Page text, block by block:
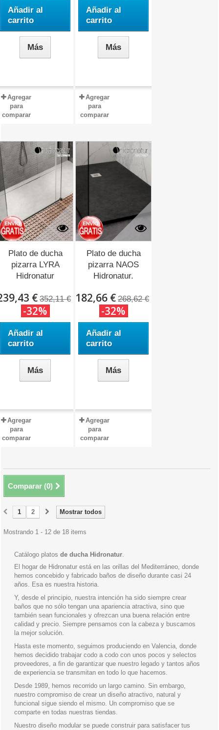
Añadir al
carrito
Más
Agregar
para
comparar
Añadir al
carrito
Más
Agregar
para
comparar
Plato de ducha
pizarra LYRA
Hidronatur
€ 352,11 €
-32%
Añadir al
carrito
Más
Agregar
para
comparar
Plato de ducha
pizarra NAOS
Hidronatur.
182,66 € 268,62 €
-32%
Añadir al
carrito
Más
Agregar
para
comparar
Comparar (0)
Mostrar todos
1 2
Mostrando 1 - 12 de 18 items
Catálogo platos de ducha Hidronatur.
El hogar de Hidronatur está en las orillas del Mediterráneo, donde
hemos concebido y fabricado baños de diseño durante casi 24
años. Esa es nuestra historia.
Y, desde el principio, nuestra intención ha sido siempre crear
baños que no sólo tengan una apariencia atractiva, sino que
también sean funcionales y ofrezcan una buena relación entre
calidad y precio. Siempre pensamos con la cabeza y buscamos
la mejor solución.
Hasta este momento, seguimos produciendo en Valencia, donde
hemos decidido trabajar codo a codo con unos pocos y selectos
proveedores, a fin de garantizar que nuestro legado y tantos años
de experiencia se transmitan en todo lo que hacemos.
Desde 1989, hemos recorrido un largo camino. Sin embargo,
nuestro compromiso de crear un diseño atractivo, natural y
funcional sigue siendo el mismo. Un compromiso que se
comparte en todas nuestras tiendas.
Nuestro diseño modular se puede construir para satisfacer tus